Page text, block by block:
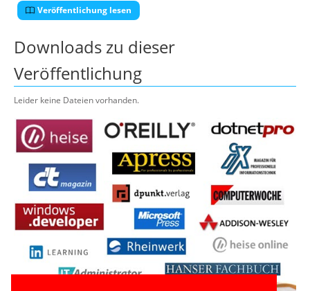
Veröffentlichung lesen
Downloads zu dieser
Veröffentlichung
Leider keine Dateien vorhanden.